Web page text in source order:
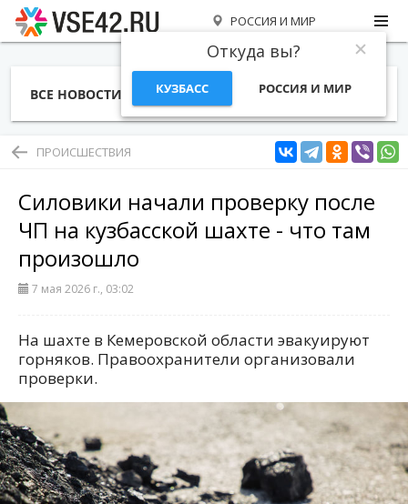
РОССИЯ И МИР
Откуда вы?
КУЗБАСС РОССИЯ И МИР
ВСЕ НОВОСТИ СТАТЬИ ТЕМЫ ФОТО
ПРОИСШЕСТВИЯ
Силовики начали проверку после
ЧП на кузбасской шахте - что там
произошло
7 мая 2026 г., 03:02
На шахте в Кемеровской области эвакуируют
горняков. Правоохранители организовали
проверки.